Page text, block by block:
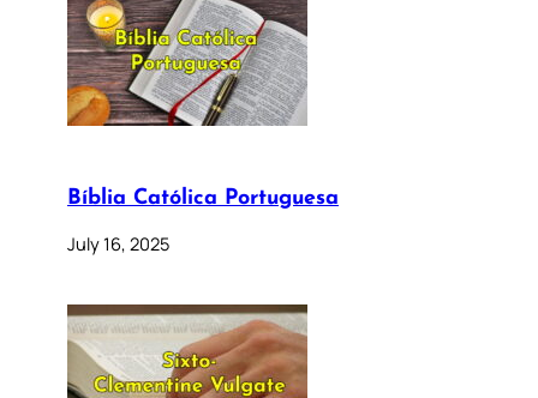
Bíblia Católica Portuguesa
July 16, 2025